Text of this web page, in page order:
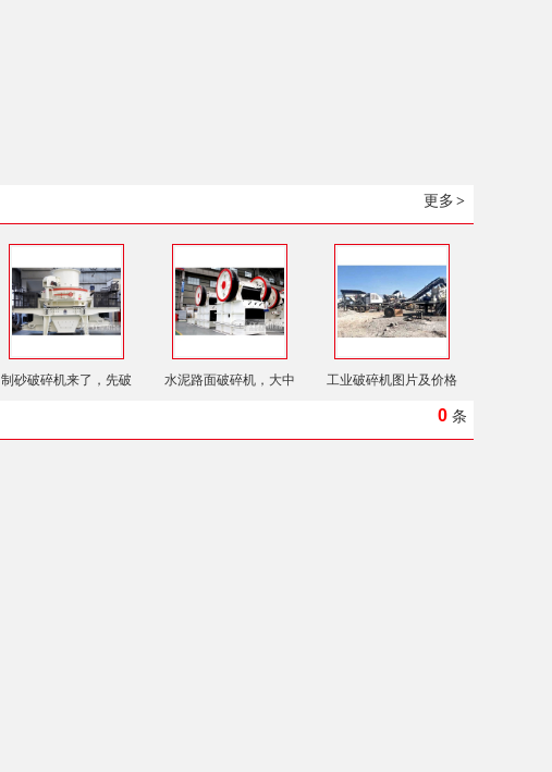
更多 >
制砂破碎机来了，先破 水泥路面破碎机，大中 工业破碎机图片及价格
0 条